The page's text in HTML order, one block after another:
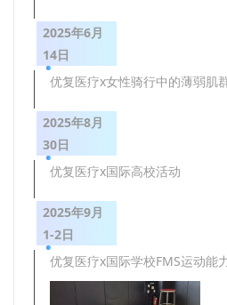
2025年6月
14日
优复医疗x女性骑行中的薄弱肌
2025年8月
30日
优复医疗x国际高校活动
2025年9月
1-2日
优复医疗x国际学校FMS运动能